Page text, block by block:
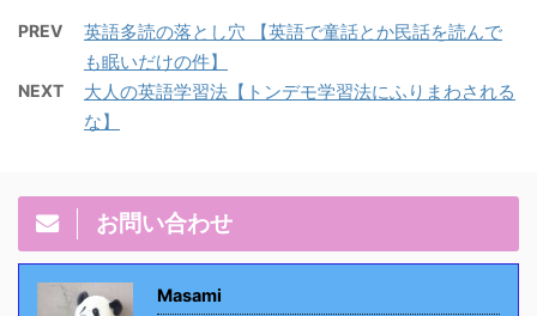
PREV
英語多読の落とし穴 【英語で童話とか民話を読んで
も眠いだけの件】
NEXT
大人の英語学習法【トンデモ学習法にふりまわされる
な】
お問い合わせ
Masami